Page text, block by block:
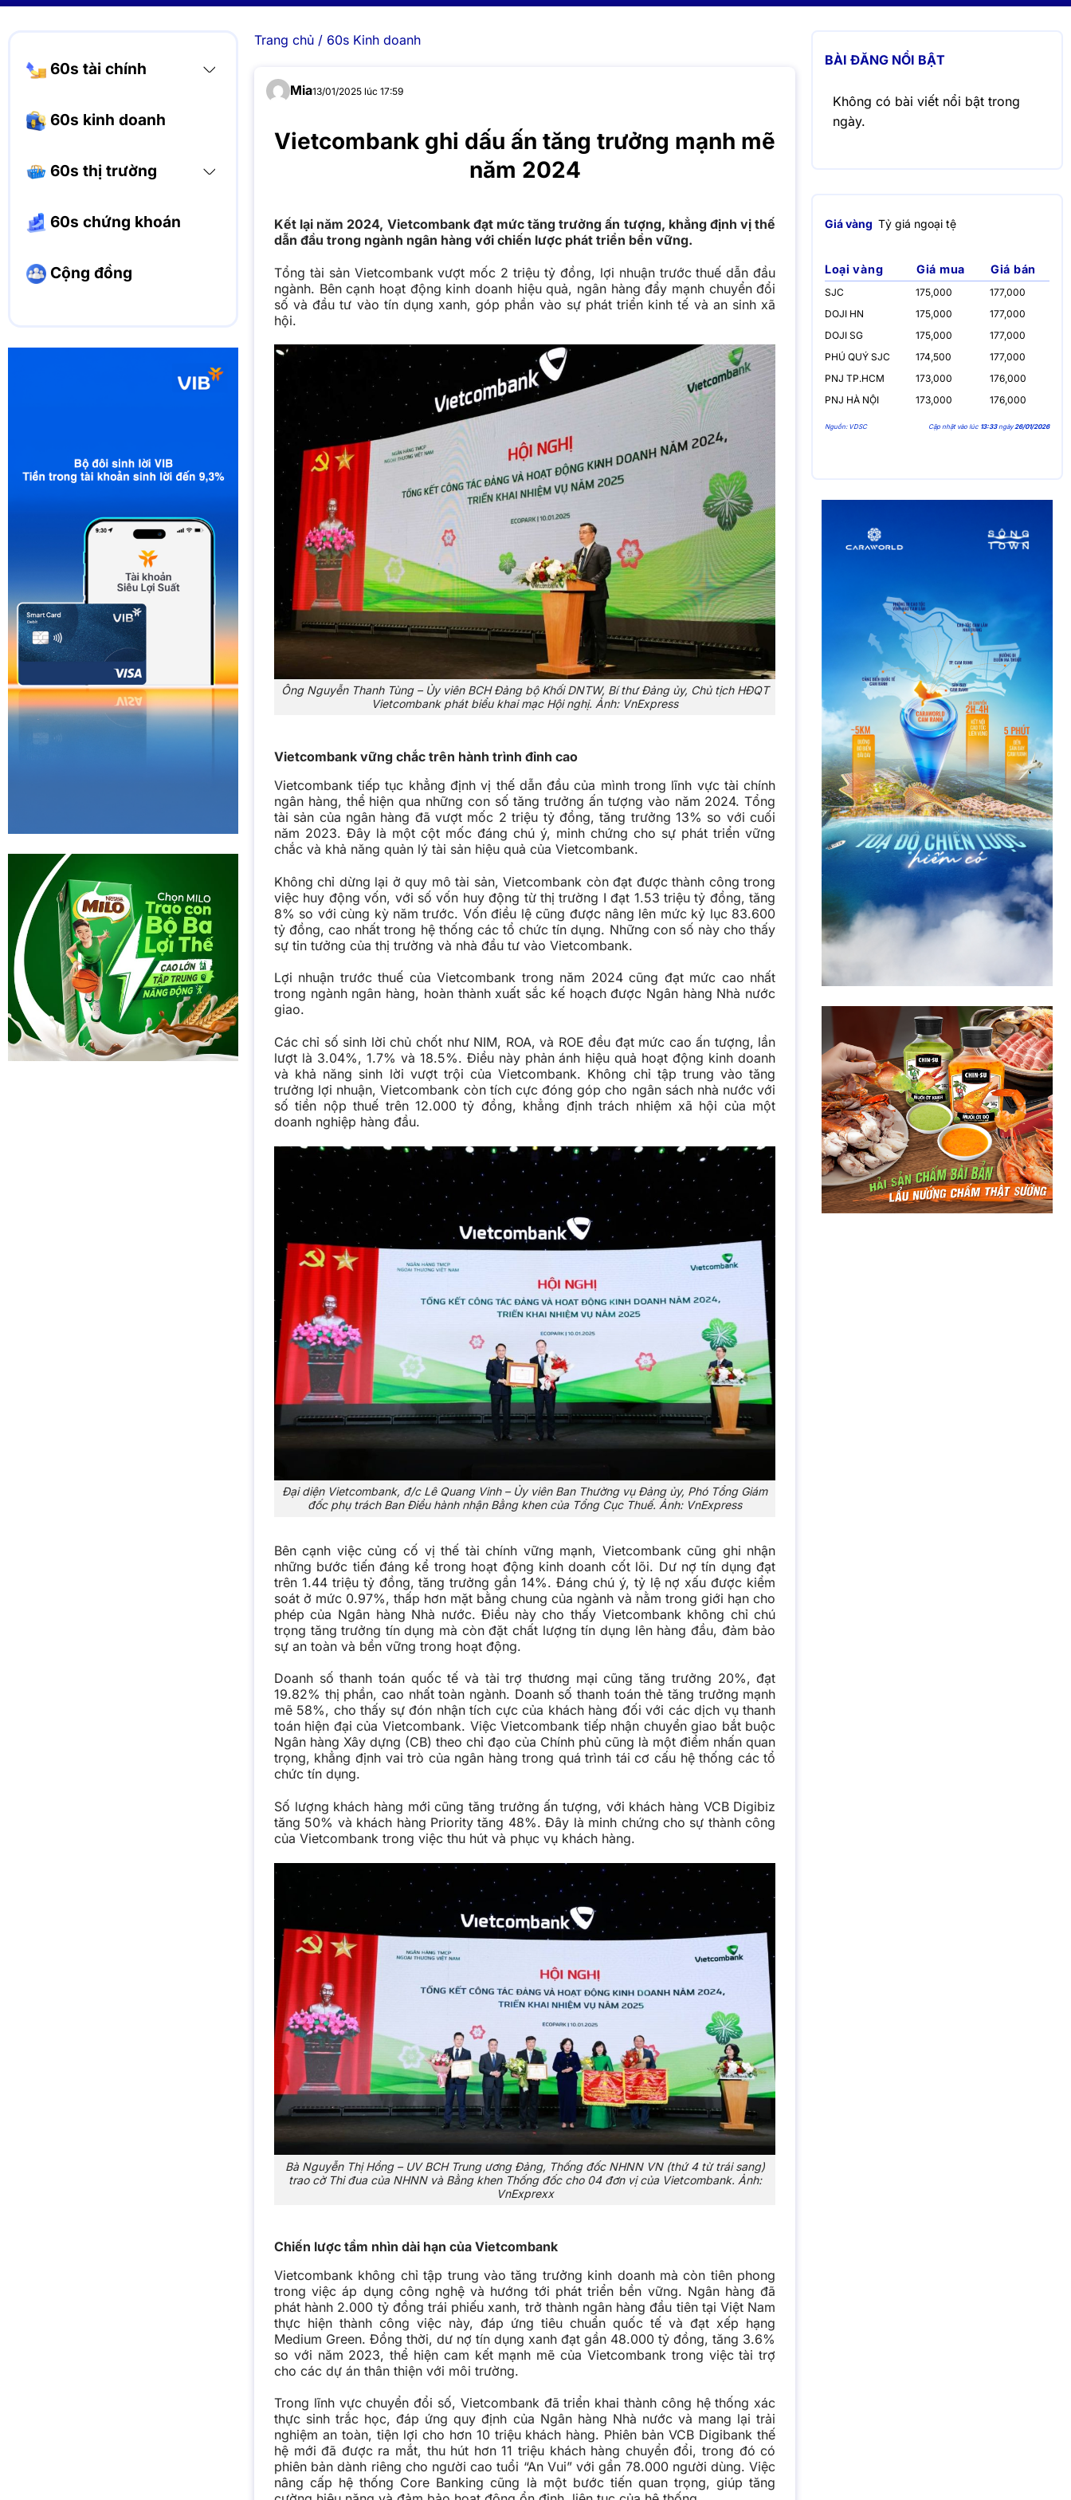
60s tài chính
60s kinh doanh
60s thị trường
60s chứng khoán
Cộng đồng
Trang chủ/ 60s Kinh doanh
Mia13/01/2025 lúc 17:59
Vietcombank ghi dấu ấn tăng trưởng mạnh mẽ
năm 2024
Kết lại năm 2024, Vietcombank đạt mức tăng trưởng ấn tượng, khẳng định vị thế
dẫn đầu trong ngành ngân hàng với chiến lược phát triển bền vững.
Tổng tài sản Vietcombank vượt mốc 2 triệu tỷ đồng, lợi nhuận trước thuế dẫn đầu
ngành. Bên cạnh hoạt động kinh doanh hiệu quả, ngân hàng đẩy mạnh chuyển đổi
số và đầu tư vào tín dụng xanh, góp phần vào sự phát triển kinh tế và an sinh xã
hội.
Ông Nguyễn Thanh Tùng – Ủy viên BCH Đảng bộ Khối DNTW, Bí thư Đảng ủy, Chủ tịch HĐQT
Vietcombank phát biểu khai mạc Hội nghị. Ảnh: VnExpress
Vietcombank vững chắc trên hành trình đỉnh cao
Vietcombank tiếp tục khẳng định vị thế dẫn đầu của mình trong lĩnh vực tài chính
ngân hàng, thể hiện qua những con số tăng trưởng ấn tượng vào năm 2024. Tổng
tài sản của ngân hàng đã vượt mốc 2 triệu tỷ đồng, tăng trưởng 13% so với cuối
năm 2023. Đây là một cột mốc đáng chú ý, minh chứng cho sự phát triển vững
chắc và khả năng quản lý tài sản hiệu quả của Vietcombank.
Không chỉ dừng lại ở quy mô tài sản, Vietcombank còn đạt được thành công trong
việc huy động vốn, với số vốn huy động từ thị trường I đạt 1.53 triệu tỷ đồng, tăng
8% so với cùng kỳ năm trước. Vốn điều lệ cũng được nâng lên mức kỷ lục 83.600
tỷ đồng, cao nhất trong hệ thống các tổ chức tín dụng. Những con số này cho thấy
sự tin tưởng của thị trường và nhà đầu tư vào Vietcombank.
Lợi nhuận trước thuế của Vietcombank trong năm 2024 cũng đạt mức cao nhất
trong ngành ngân hàng, hoàn thành xuất sắc kế hoạch được Ngân hàng Nhà nước
giao.
Các chỉ số sinh lời chủ chốt như NIM, ROA, và ROE đều đạt mức cao ấn tượng, lần
lượt là 3.04%, 1.7% và 18.5%. Điều này phản ánh hiệu quả hoạt động kinh doanh
và khả năng sinh lời vượt trội của Vietcombank. Không chỉ tập trung vào tăng
trưởng lợi nhuận, Vietcombank còn tích cực đóng góp cho ngân sách nhà nước với
số tiền nộp thuế trên 12.000 tỷ đồng, khẳng định trách nhiệm xã hội của một
doanh nghiệp hàng đầu.
Đại diện Vietcombank, đ/c Lê Quang Vinh – Ủy viên Ban Thường vụ Đảng ủy, Phó Tổng Giám
đốc phụ trách Ban Điều hành nhận Bằng khen của Tổng Cục Thuế. Ảnh: VnExpress
Bên cạnh việc củng cố vị thế tài chính vững mạnh, Vietcombank cũng ghi nhận
những bước tiến đáng kể trong hoạt động kinh doanh cốt lõi. Dư nợ tín dụng đạt
trên 1.44 triệu tỷ đồng, tăng trưởng gần 14%. Đáng chú ý, tỷ lệ nợ xấu được kiểm
soát ở mức 0.97%, thấp hơn mặt bằng chung của ngành và nằm trong giới hạn cho
phép của Ngân hàng Nhà nước. Điều này cho thấy Vietcombank không chỉ chú
trọng tăng trưởng tín dụng mà còn đặt chất lượng tín dụng lên hàng đầu, đảm bảo
sự an toàn và bền vững trong hoạt động.
Doanh số thanh toán quốc tế và tài trợ thương mại cũng tăng trưởng 20%, đạt
19.82% thị phần, cao nhất toàn ngành. Doanh số thanh toán thẻ tăng trưởng mạnh
mẽ 58%, cho thấy sự đón nhận tích cực của khách hàng đối với các dịch vụ thanh
toán hiện đại của Vietcombank. Việc Vietcombank tiếp nhận chuyển giao bắt buộc
Ngân hàng Xây dựng (CB) theo chỉ đạo của Chính phủ cũng là một điểm nhấn quan
trọng, khẳng định vai trò của ngân hàng trong quá trình tái cơ cấu hệ thống các tổ
chức tín dụng.
Số lượng khách hàng mới cũng tăng trưởng ấn tượng, với khách hàng VCB Digibiz
tăng 50% và khách hàng Priority tăng 48%. Đây là minh chứng cho sự thành công
của Vietcombank trong việc thu hút và phục vụ khách hàng.
Bà Nguyễn Thị Hồng – UV BCH Trung ương Đảng, Thống đốc NHNN VN (thứ 4 từ trái sang)
trao cờ Thi đua của NHNN và Bằng khen Thống đốc cho 04 đơn vị của Vietcombank. Ảnh:
VnExprexx
Chiến lược tầm nhìn dài hạn của Vietcombank
Vietcombank không chỉ tập trung vào tăng trưởng kinh doanh mà còn tiên phong
trong việc áp dụng công nghệ và hướng tới phát triển bền vững. Ngân hàng đã
phát hành 2.000 tỷ đồng trái phiếu xanh, trở thành ngân hàng đầu tiên tại Việt Nam
thực hiện thành công việc này, đáp ứng tiêu chuẩn quốc tế và đạt xếp hạng
Medium Green. Đồng thời, dư nợ tín dụng xanh đạt gần 48.000 tỷ đồng, tăng 3.6%
so với năm 2023, thể hiện cam kết mạnh mẽ của Vietcombank trong việc tài trợ
cho các dự án thân thiện với môi trường.
Trong lĩnh vực chuyển đổi số, Vietcombank đã triển khai thành công hệ thống xác
thực sinh trắc học, đáp ứng quy định của Ngân hàng Nhà nước và mang lại trải
nghiệm an toàn, tiện lợi cho hơn 10 triệu khách hàng. Phiên bản VCB Digibank thế
hệ mới đã được ra mắt, thu hút hơn 11 triệu khách hàng chuyển đổi, trong đó có
phiên bản dành riêng cho người cao tuổi “An Vui” với gần 78.000 người dùng. Việc
nâng cấp hệ thống Core Banking cũng là một bước tiến quan trọng, giúp tăng
BÀI ĐĂNG NỔI BẬT
Không có bài viết nổi bật trong
ngày.
Giá vàng Tỷ giá ngoại tệ
Loại vàng Giá mua Giá bán
SJC 175,000
177,000
DOJI HN
175,000
177,000
DOJI SG
175,000
177,000
PHÚ QUÝ SJC
174,500
177,000
PNJ TP.HCM
173,000
176,000
PNJ HÀ NỘI
173,000 176,000
Nguồn: VDSC Cập nhật vào lúc 13:33ngày26/01/2026